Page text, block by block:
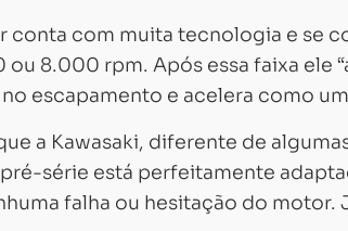
conta com muita tecnologia e se
8.000 rpm. Após essa faixa ele
escapamento e acelera como
a Kawasaki, diferente de
série está perfeitamente
falha ou hesitação do motor.